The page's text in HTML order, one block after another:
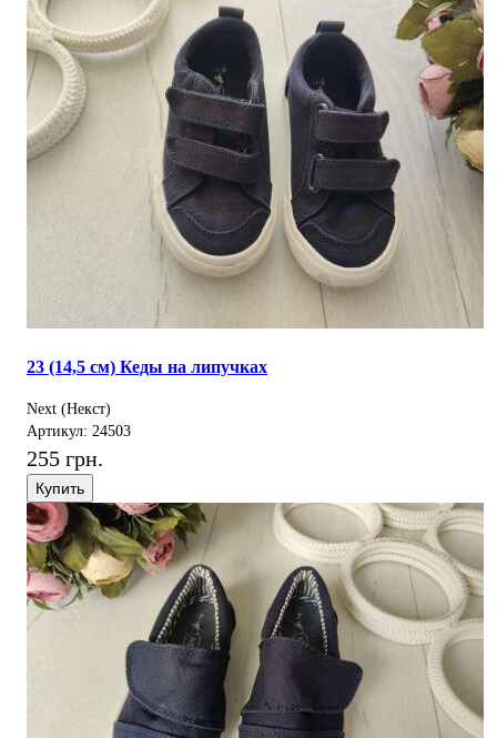
23 (14,5 см) Кеды на липучках
Next (Некст)
Артикул: 24503
255 грн.
Купить